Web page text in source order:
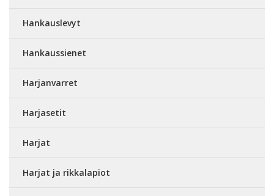
Hankauslevyt
Hankaussienet
Harjanvarret
Harjasetit
Harjat
Harjat ja rikkalapiot